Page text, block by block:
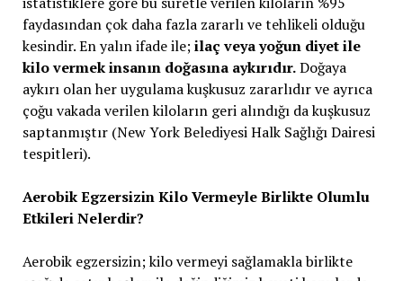
faydasından çok daha fazla zararlı ve tehlikeli olduğu
kesindir. En yalın ifade ile;ilaç veya yoğun diyet ile
kilo vermek insanın doğasına aykırıdır.Doğaya
aykırı olan her uygulama kuşkusuz zararlıdır ve ayrıca
çoğu vakada verilen kiloların geri alındığı da kuşkusuz
saptanmıştır (New York Belediyesi Halk Sağlığı Dairesi
tespitleri).
Aerobik Egzersizin Kilo Vermeyle Birlikte Olumlu
Etkileri Nelerdir?
Aerobik egzersizin; kilo vermeyi sağlamakla birlikte